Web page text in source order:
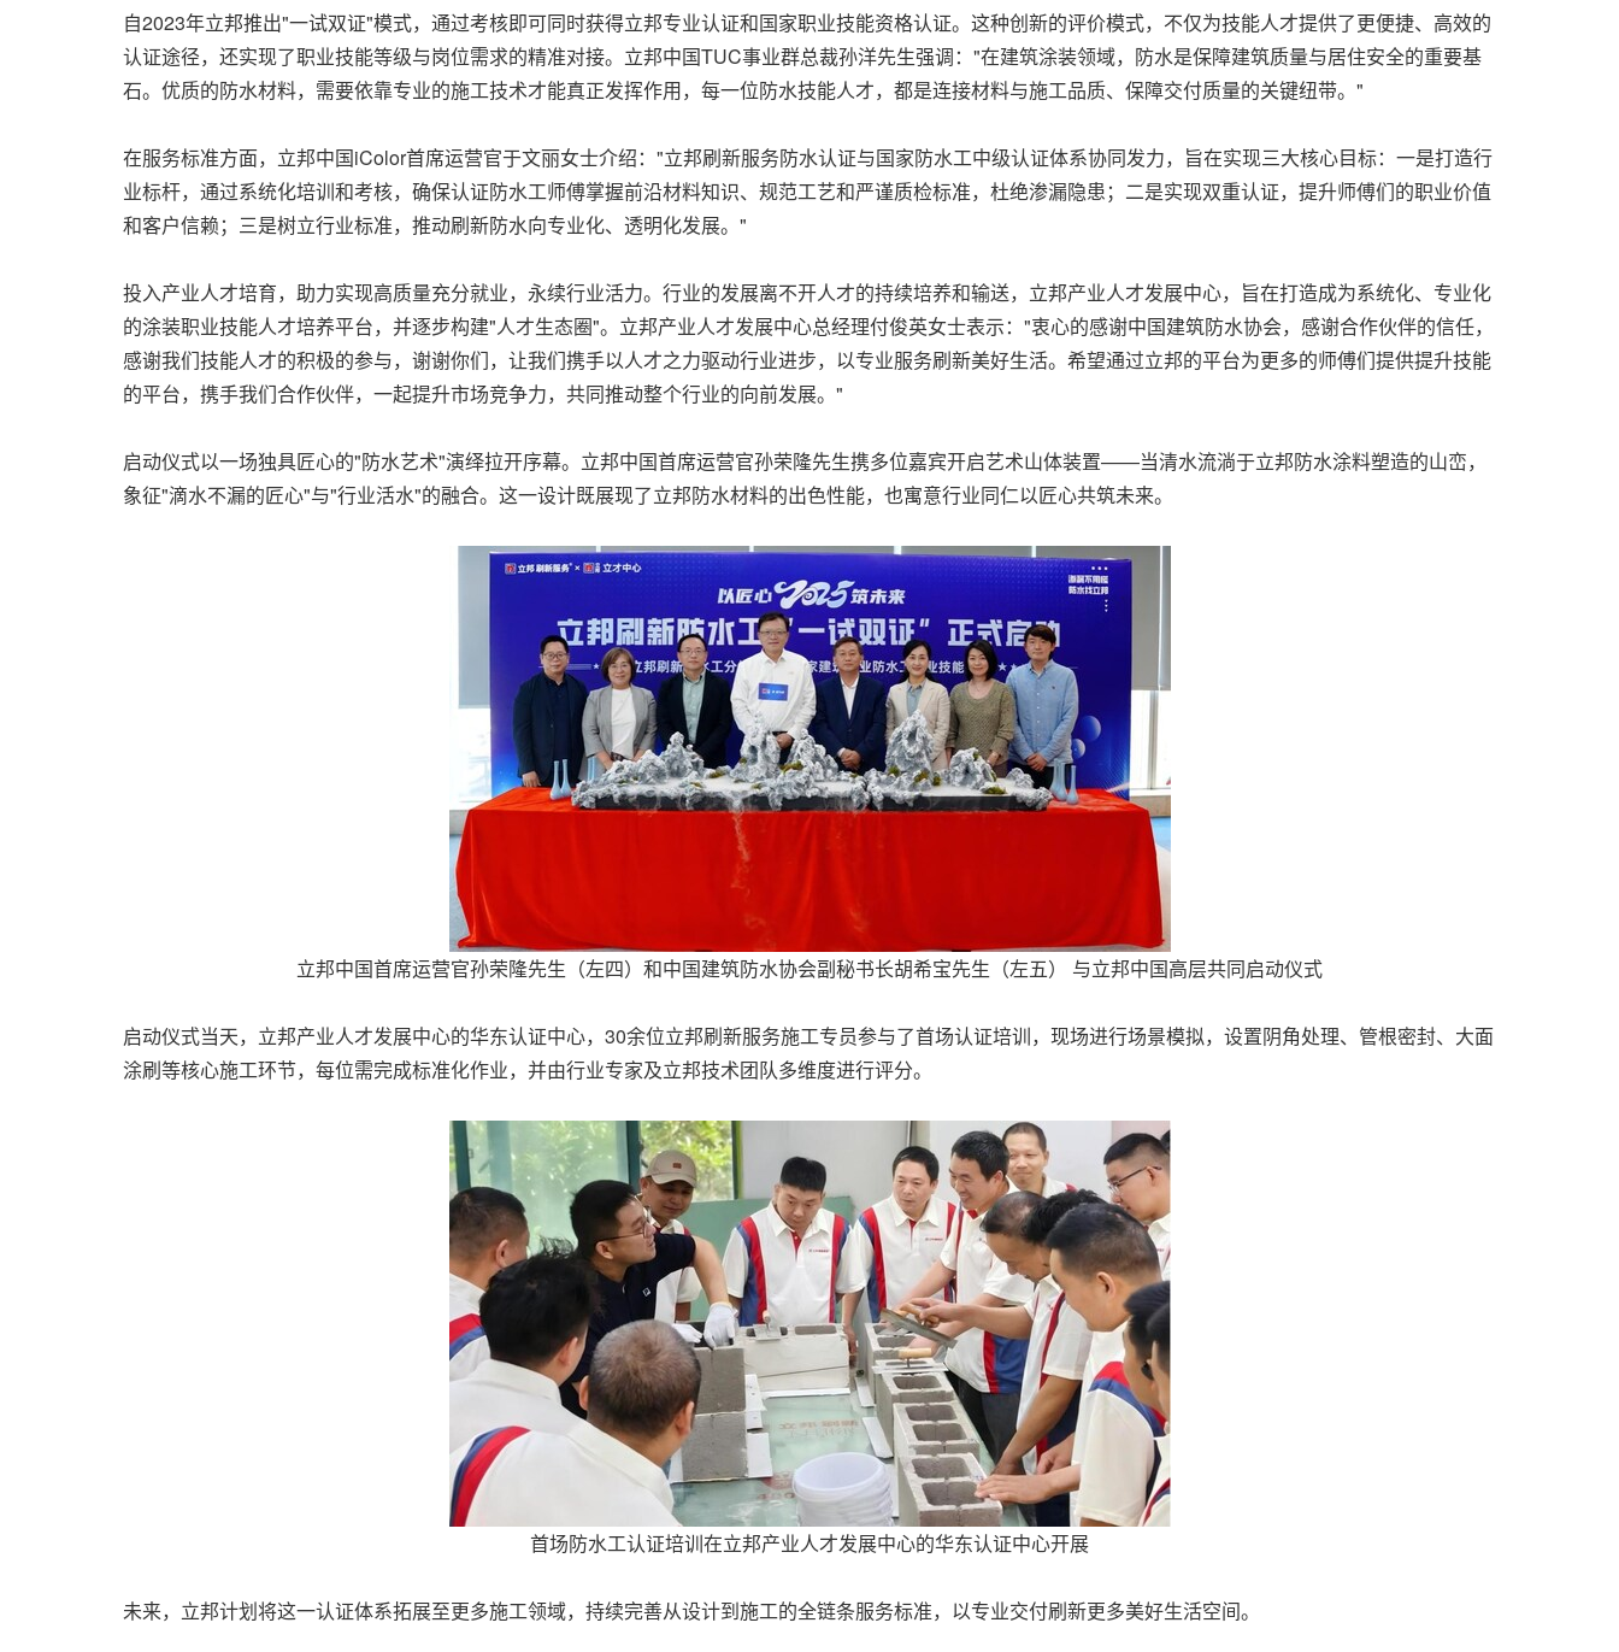
自2023年立邦推出"一试双证"模式，通过考核即可同时获得立邦专业认证和国家职业技能资格认证。这种创新的评价模式，不仅为技能人才提供了更便捷、高效的
认证途径，还实现了职业技能等级与岗位需求的精准对接。立邦中国TUC事业群总裁孙洋先生强调："在建筑涂装领域，防水是保障建筑质量与居住安全的重要基
石。优质的防水材料，需要依靠专业的施工技术才能真正发挥作用，每一位防水技能人才，都是连接材料与施工品质、保障交付质量的关键纽带。"
在服务标准方面，立邦中国iColor首席运营官于文丽女士介绍："立邦刷新服务防水认证与国家防水工中级认证体系协同发力，旨在实现三大核心目标：一是打造行
业标杆，通过系统化培训和考核，确保认证防水工师傅掌握前沿材料知识、规范工艺和严谨质检标准，杜绝渗漏隐患；二是实现双重认证，提升师傅们的职业价值
和客户信赖；三是树立行业标准，推动刷新防水向专业化、透明化发展。"
投入产业人才培育，助力实现高质量充分就业，永续行业活力。行业的发展离不开人才的持续培养和输送，立邦产业人才发展中心，旨在打造成为系统化、专业化
的涂装职业技能人才培养平台，并逐步构建"人才生态圈"。立邦产业人才发展中心总经理付俊英女士表示："衷心的感谢中国建筑防水协会，感谢合作伙伴的信任，
感谢我们技能人才的积极的参与，谢谢你们，让我们携手以人才之力驱动行业进步，以专业服务刷新美好生活。希望通过立邦的平台为更多的师傅们提供提升技能
的平台，携手我们合作伙伴，一起提升市场竞争力，共同推动整个行业的向前发展。"
启动仪式以一场独具匠心的"防水艺术"演绎拉开序幕。立邦中国首席运营官孙荣隆先生携多位嘉宾开启艺术山体装置——当清水流淌于立邦防水涂料塑造的山峦，
象征"滴水不漏的匠心"与"行业活水"的融合。这一设计既展现了立邦防水材料的出色性能，也寓意行业同仁以匠心共筑未来。
立邦中国首席运营官孙荣隆先生（左四）和中国建筑防水协会副秘书长胡希宝先生（左五） 与立邦中国高层共同启动仪式
启动仪式当天，立邦产业人才发展中心的华东认证中心，30余位立邦刷新服务施工专员参与了首场认证培训，现场进行场景模拟，设置阴角处理、管根密封、大面
涂刷等核心施工环节，每位需完成标准化作业，并由行业专家及立邦技术团队多维度进行评分。
首场防水工认证培训在立邦产业人才发展中心的华东认证中心开展
未来，立邦计划将这一认证体系拓展至更多施工领域，持续完善从设计到施工的全链条服务标准，以专业交付刷新更多美好生活空间。